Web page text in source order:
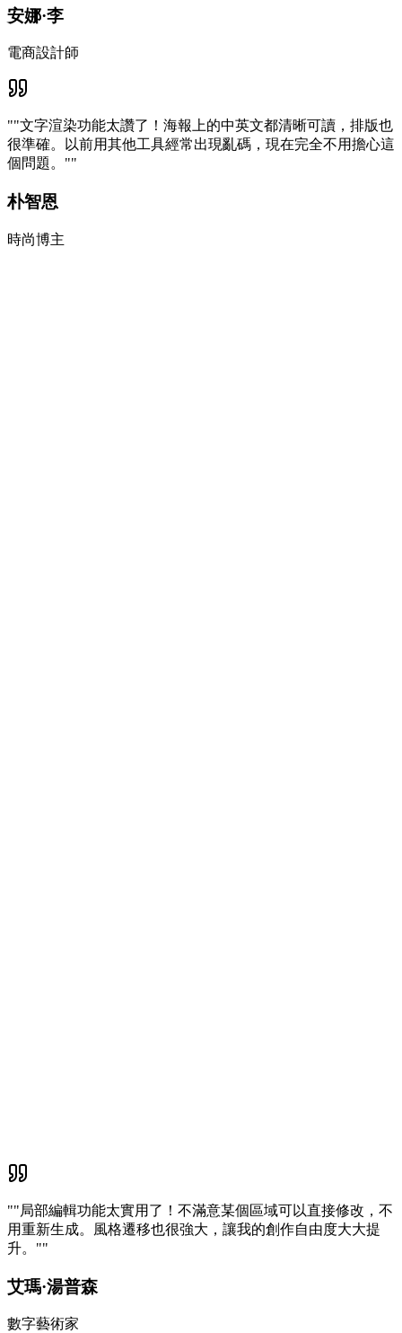
安娜·李
電商設計師
""文字渲染功能太讚了！海報上的中英文都清晰可讀，排版也
很準確。以前用其他工具經常出現亂碼，現在完全不用擔心這
個問題。""
朴智恩
時尚博主
""局部編輯功能太實用了！不滿意某個區域可以直接修改，不
用重新生成。風格遷移也很強大，讓我的創作自由度大大提
升。""
艾瑪·湯普森
數字藝術家